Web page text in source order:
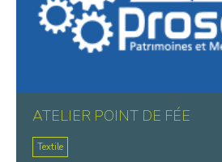
ATELIER POINT DE FÉE
Textile